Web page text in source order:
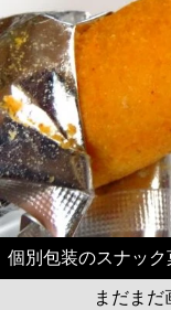
個別包装のスナッ
まだまだ